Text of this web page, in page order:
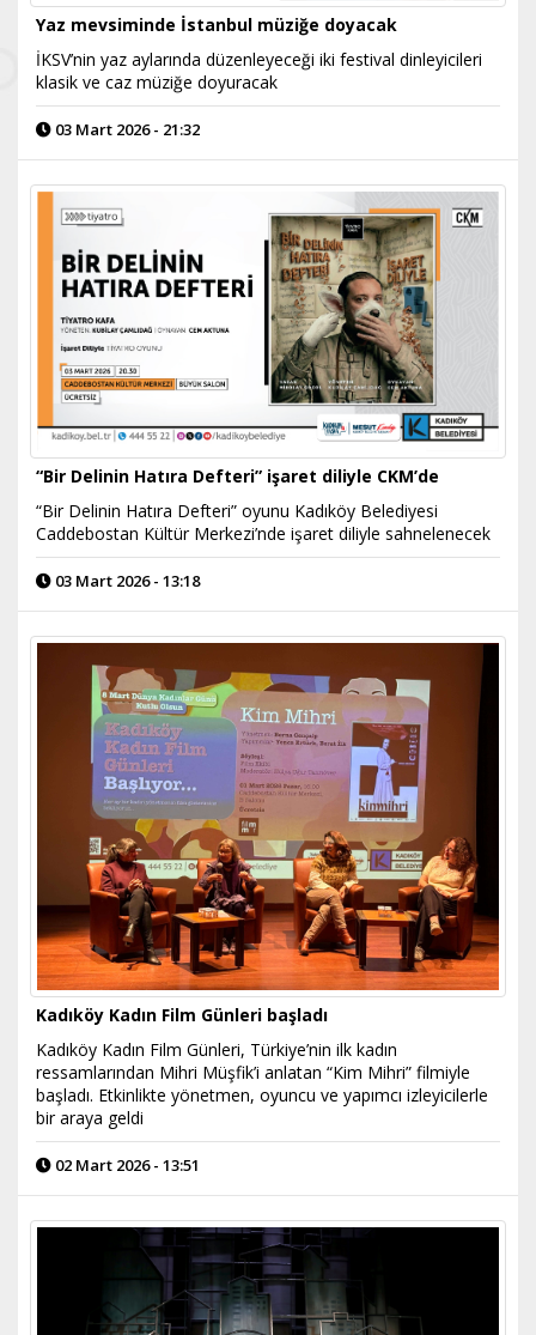
Yaz mevsiminde İstanbul müziğe doyacak
İKSV’nin yaz aylarında düzenleyeceği iki festival dinleyicileri
klasik ve caz müziğe doyuracak
03 Mart 2026 - 21:32
“Bir Delinin Hatıra Defteri” işaret diliyle CKM’de
“Bir Delinin Hatıra Defteri” oyunu Kadıköy Belediyesi
Caddebostan Kültür Merkezi’nde işaret diliyle sahnelenecek
03 Mart 2026 - 13:18
Kadıköy Kadın Film Günleri başladı
Kadıköy Kadın Film Günleri, Türkiye’nin ilk kadın
ressamlarından Mihri Müşfik’i anlatan “Kim Mihri” filmiyle
başladı. Etkinlikte yönetmen, oyuncu ve yapımcı izleyicilerle
bir araya geldi
02 Mart 2026 - 13:51